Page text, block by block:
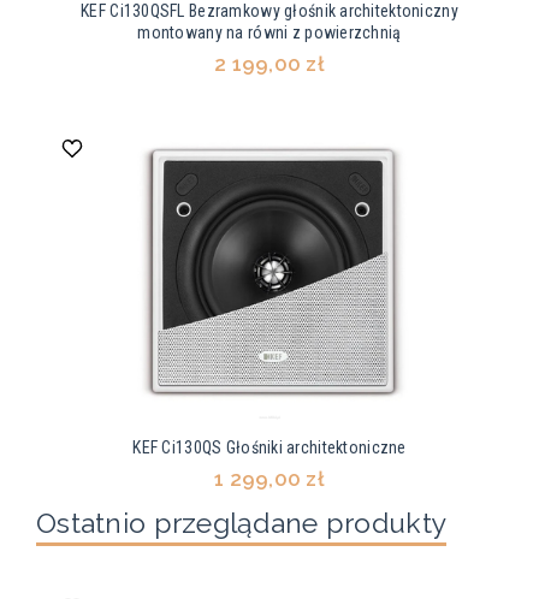
KEF Ci130QSFL Bezramkowy głośnik architektoniczny
montowany na równi z powierzchnią
2 199,00 zł
KEF Ci130QS Głośniki architektoniczne
1 299,00 zł
Ostatnio przeglądane produkty